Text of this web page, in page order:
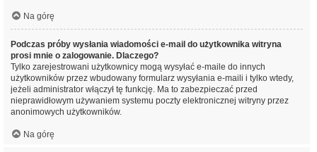
Na górę
Podczas próby wysłania wiadomości e-mail do użytkownika witryna
prosi mnie o zalogowanie. Dlaczego?
Tylko zarejestrowani użytkownicy mogą wysyłać e-maile do innych
użytkowników przez wbudowany formularz wysyłania e-maili i tylko wtedy,
jeżeli administrator włączył tę funkcję. Ma to zabezpieczać przed
nieprawidłowym używaniem systemu poczty elektronicznej witryny przez
anonimowych użytkowników.
Na górę